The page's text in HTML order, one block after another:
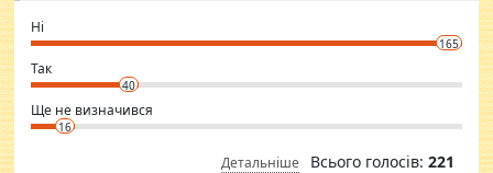
want to meet new people. Sakshi Mirchandani health and figure
conscious in order to keep yourself fit and regularly go to the health
club.
⇒ sakshimirchandani.com
Ні
165
Так
40
Ще не визначився
16
Детальніше Всього голосів: 221